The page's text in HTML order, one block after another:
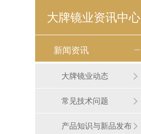
大牌镜业资讯中心
新闻资讯
大牌镜业动态
常见技术问题
产品知识与新品发布
水晶花纹浴室镜